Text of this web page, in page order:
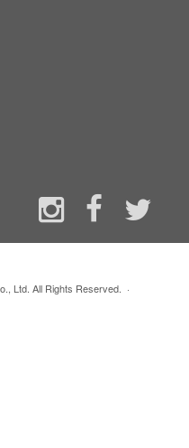
Ltd. All Rights Reserved. ·